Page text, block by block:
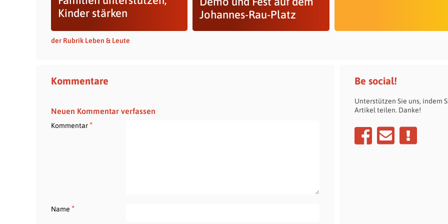
Kinder stärken
Johannes-Rau-Platz
der Rubrik Leben & Leute
Kommentare
Neuen Kommentar verfassen
Kommentar*
Name *
Be social!
Unterstützen Sie uns, indem
Artikel teilen. Danke!